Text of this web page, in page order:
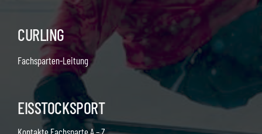
CURLING
Fachsparten-Leitung
EISSTOCKSPORT